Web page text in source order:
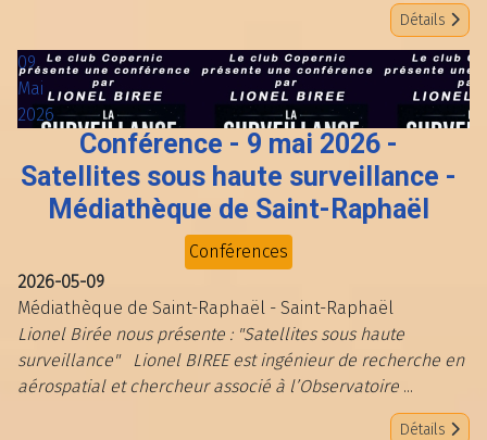
Détails
09
Mai
2026
Conférence - 9 mai 2026 -
Satellites sous haute surveillance -
Médiathèque de Saint-Raphaël
Conférences
2026-05-09
Médiathèque de Saint-Raphaël - Saint-Raphaël
Lionel Birée nous présente : "Satellites sous haute
surveillance" Lionel BIREE est ingénieur de recherche en
aérospatial et chercheur associé à l’Observatoire ...
Détails